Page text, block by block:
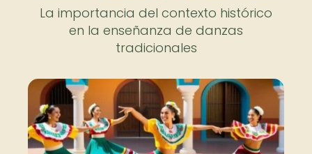
La importancia del contexto histórico
en la enseñanza de danzas
tradicionales